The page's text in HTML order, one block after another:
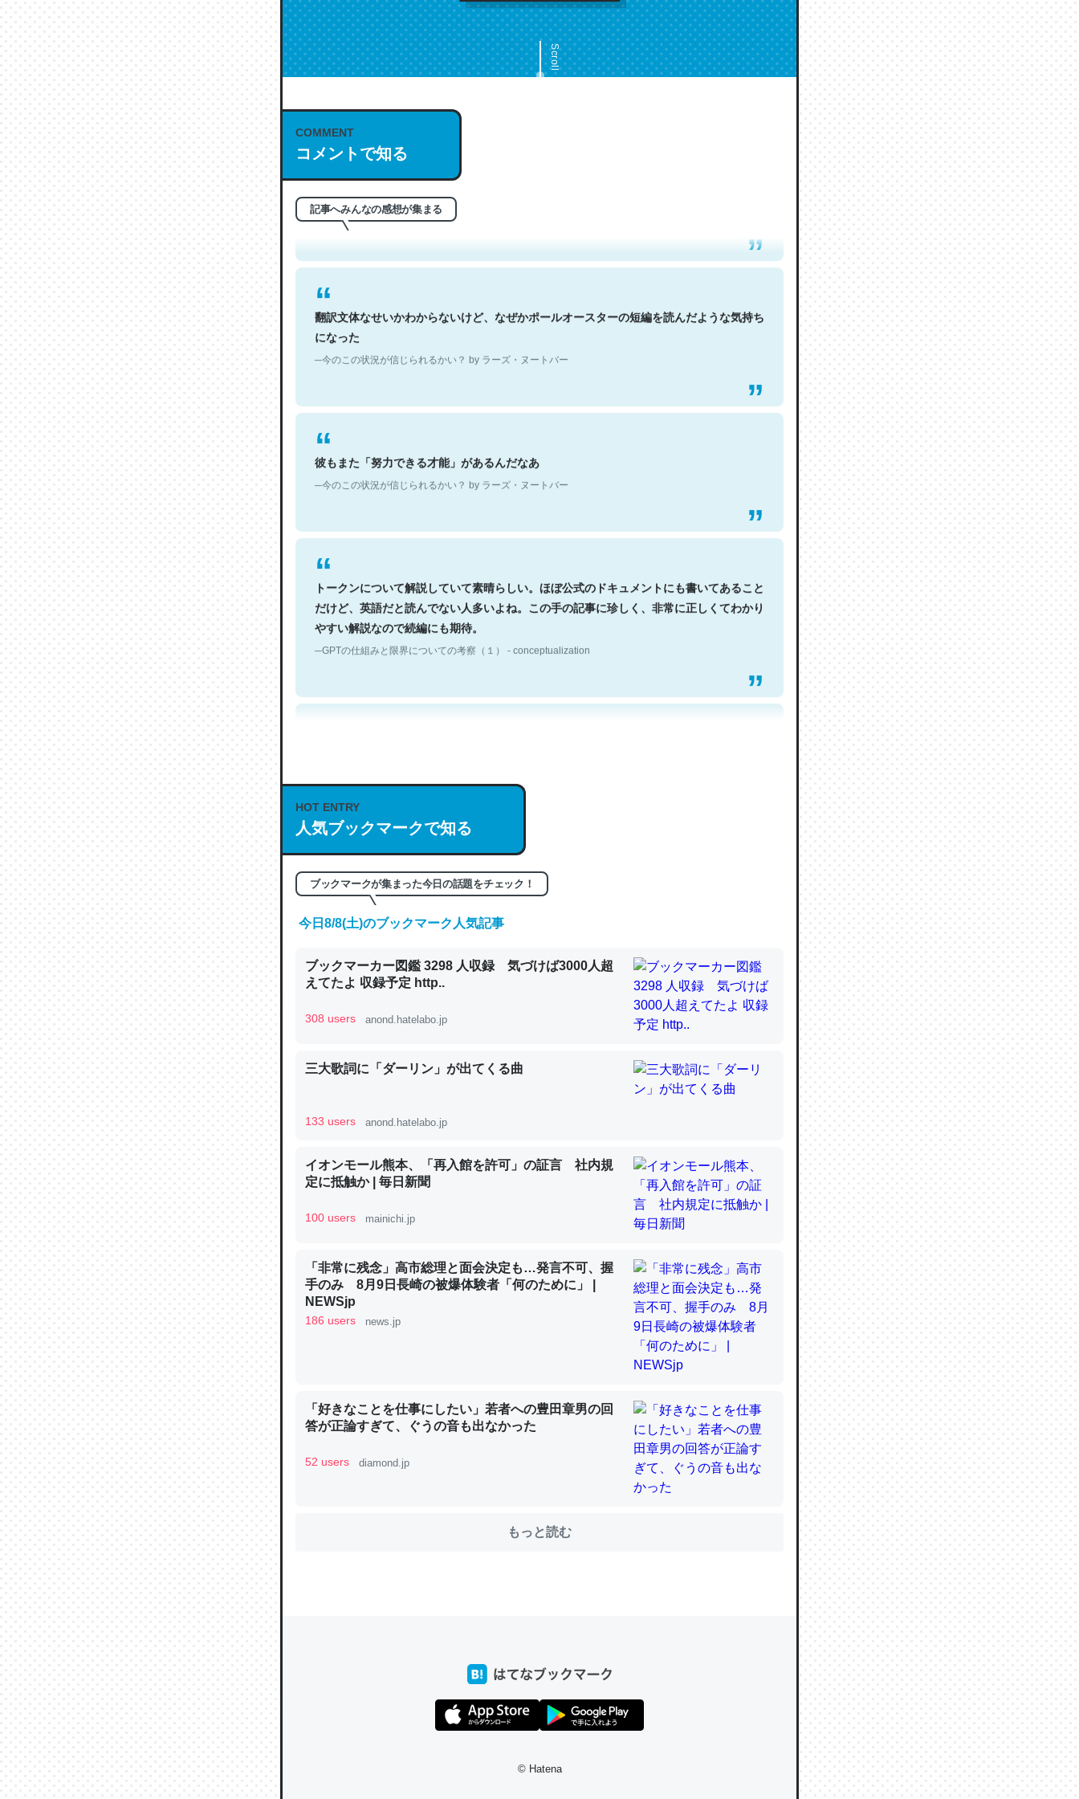
Scroll
COMMENT
コメントで知る
記事へみんなの感想が集まる
これは名文。彼はとてもクレバーなんだろうなと凄く思う。英語少しでも読める人は原文
もお勧め。自分はこの流れ好き。Let’s Fucking Go. Then Covid hit. Shit.
─今のこの状況が信じられるかい？ by ラーズ・ヌートバー
翻訳文体なせいかわからないけど、なぜかポールオースターの短編を読んだような気持ち
になった
─今のこの状況が信じられるかい？ by ラーズ・ヌートバー
彼もまた「努力できる才能」があるんだなあ
─今のこの状況が信じられるかい？ by ラーズ・ヌートバー
トークンについて解説していて素晴らしい。ほぼ公式のドキュメントにも書いてあること
だけど、英語だと読んでない人多いよね。この手の記事に珍しく、非常に正しくてわかり
やすい解説なので続編にも期待。
─GPTの仕組みと限界についての考察（１） - conceptualization
これは良記事。32768トークンだと英語小説100ページ分くらい。小説でいう「ずっと前
の伏線」は回収されないけど、短期記憶というには多い分量。進化すればするほど分かり
やすく強くなりそう
の600分の1程度。
─ニュース :: 【研究発表】昆虫学の大問題＝「昆虫はなぜ海にいないのか」に関する新仮説
論文では「淡水はカルシウムも酸素も不足してて両方に不利だから両方が拮抗してるので
は」とあって面白い。海にいる鋏角類（カブトガニ・ウミグモ）はカルシウムを使わずキ
これを元に考えるとカルシウムを大量に使う脊椎動物と貝類は苦労してるんだな…。腹足
─ニュース :: 【研究発表】昆虫学の大問題＝「昆虫はなぜ海にいないのか」に関する新仮説
中。あと、Googleマップで位置情報を共有してる。電池残量や充電中かが分かるのでこ
ちょうど同じ理由でEcho Show 8を設定中でした。PrimeとかSpotifyを支払う孝行もで
きる。一生で親と会える残り時間を日数にすると1週間とかの人が多いそうだけど、それ
を実質100倍以上に伸ばす効果があるはず……
HOT ENTRY
人気ブックマークで知る
ブックマークが集まった今日の話題をチェック！
今日8/8(土)のブックマーク人気記事
ブックマーカー図鑑 3298 人収録 気づけば3000人超
えてたよ 収録予定 http..
308 users anond.hatelabo.jp
三大歌詞に「ダーリン」が出てくる曲
133 users anond.hatelabo.jp
イオンモール熊本、「再入館を許可」の証言 社内規
定に抵触か | 毎日新聞
100 users mainichi.jp
「非常に残念」高市総理と面会決定も…発言不可、握
手のみ 8月9日長崎の被爆体験者「何のために」 |
NEWSjp
186 users news.jp
「好きなことを仕事にしたい」若者への豊田章男の回
答が正論すぎて、ぐうの音も出なかった
52 users diamond.jp
もっと読む
© Hatena